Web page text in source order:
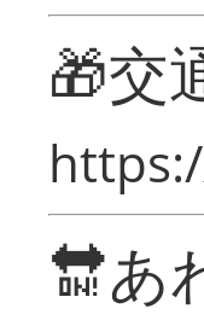
🎁交
🔛あ